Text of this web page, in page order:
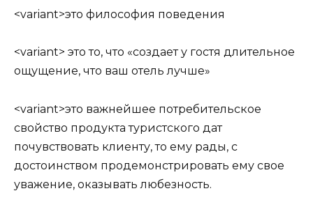
<variant>это философия поведения
<variant> это то, что «создает у гостя длительное
ощущение, что ваш отель лучше»
<variant>это важнейшее потребительское
свойство продукта туристского дат
почувствовать клиенту, то ему рады, с
достоинством продемонстрировать ему свое
уважение, оказывать любезность.